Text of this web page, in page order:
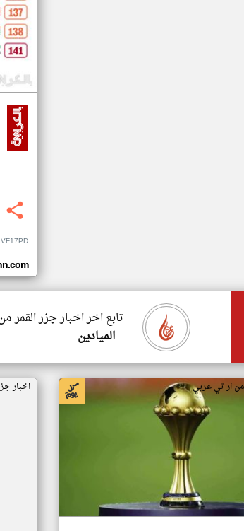
VF17PD
تابع اخر اخبار جزر القمر
الميادين
من ار تي عربي اخبار